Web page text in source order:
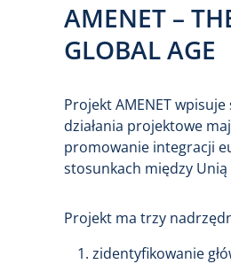
AMENET –
GLOBAL AGE
Projekt AMENET
działania projektowe
promowanie integracji
stosunkach między
Projekt ma trzy
zidentyfikowanie